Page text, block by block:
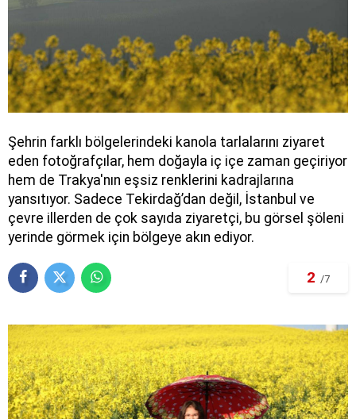
Şehrin farklı bölgelerindeki kanola tarlalarını ziyaret
eden fotoğrafçılar, hem doğayla iç içe zaman geçiriyor
hem de Trakya'nın eşsiz renklerini kadrajlarına
yansıtıyor. Sadece Tekirdağ’dan değil, İstanbul ve
çevre illerden de çok sayıda ziyaretçi, bu görsel şöleni
yerinde görmek için bölgeye akın ediyor.
2 /7